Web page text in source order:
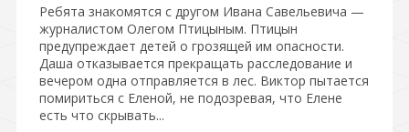
Ребята знакомятся с другом Ивана Савельевича —
журналистом Олегом Птицыным. Птицын
предупреждает детей о грозящей им опасности.
Даша отказывается прекращать расследование и
вечером одна отправляется в лес. Виктор пытается
помириться с Еленой, не подозревая, что Елене
есть что скрывать...